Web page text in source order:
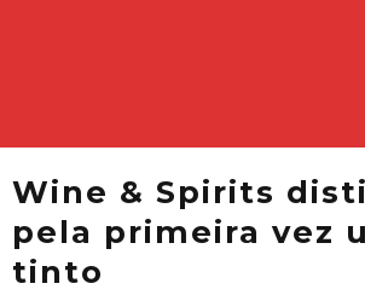
Wine & Spirits
pela primeira vez
tinto